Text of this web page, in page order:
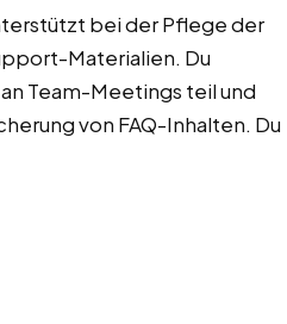
bei der Pflege der
Materialien. Du
Team-Meetings teil und
von FAQ-Inhalten. Du